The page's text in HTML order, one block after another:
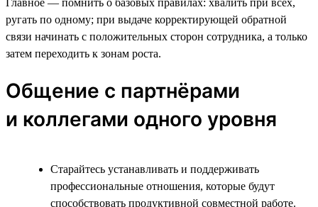
ругать по одному; при выдаче корректирующей обратной
связи начинать с положительных сторон сотрудника, а только
затем переходить к зонам роста.
Общение с партнёрами
и коллегами одного уровня
Старайтесь устанавливать и поддерживать
профессиональные отношения, которые будут
способствовать продуктивной совместной работе.